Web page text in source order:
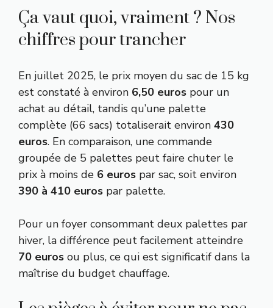
Ça vaut quoi, vraiment ? Nos
chiffres pour trancher
En juillet 2025, le prix moyen du sac de 15 kg
est constaté à environ 6,50 euros pour un
achat au détail, tandis qu’une palette
complète (66 sacs) totaliserait environ 430
euros. En comparaison, une commande
groupée de 5 palettes peut faire chuter le
prix à moins de 6 euros par sac, soit environ
390 à 410 euros par palette.
Pour un foyer consommant deux palettes par
hiver, la différence peut facilement atteindre
70 euros ou plus, ce qui est significatif dans la
maîtrise du budget chauffage.